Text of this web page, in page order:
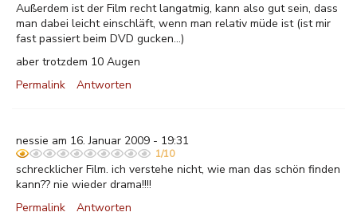
Außerdem ist der Film recht langatmig, kann also gut sein, dass
man dabei leicht einschläft, wenn man relativ müde ist (ist mir
fast passiert beim DVD gucken...)
aber trotzdem 10 Augen
Permalink
Antworten
nessie am 16. Januar 2009 - 19:31
1/10
schrecklicher Film. ich verstehe nicht, wie man das schön finden
kann?? nie wieder drama!!!!
Permalink
Antworten